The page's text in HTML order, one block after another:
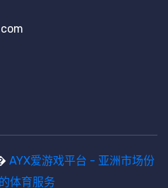
AYX爱游戏平台 - 亚洲市场份
体育服务